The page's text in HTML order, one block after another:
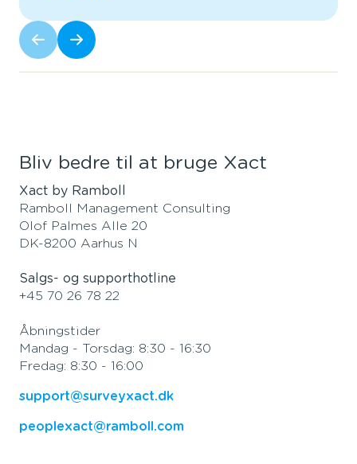
Bliv bedre til at bruge Xact
Xact by Ramboll
Ramboll Management Consulting
Olof Palmes Alle 20
DK-8200 Aarhus N
Salgs- og supporthotline
+45 70 26 78 22
Åbningstider
Mandag - Torsdag: 8:30 - 16:30
Fredag: 8:30 - 16:00
support@surveyxact.dk
peoplexact@ramboll.com